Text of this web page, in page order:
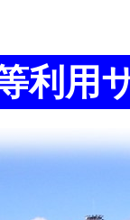
利用